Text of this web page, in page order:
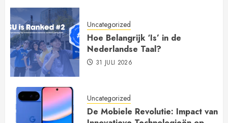
Uncategorized
Hoe Belangrijk ‘Is’ in de
Nederlandse Taal?
31 JULI 2026
Uncategorized
De Mobiele Revolutie: Impact van